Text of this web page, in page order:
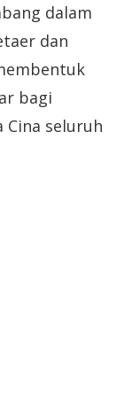
dalam
dan
bagi
Cina seluruh